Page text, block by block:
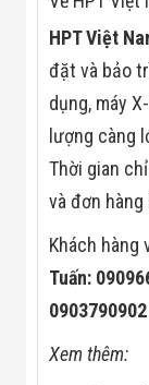
HPT Việt
đặt và bảo
dụng, máy
lượng càng
Thời gian
và đơn hàng
Khách hàng
Tuấn:
0903790902
Xem thêm: